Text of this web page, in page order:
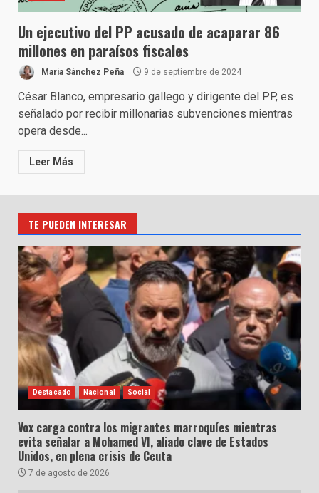
Un ejecutivo del PP acusado de acaparar 86
millones en paraísos fiscales
Maria Sánchez Peña 9 de septiembre de 2024
César Blanco, empresario gallego y dirigente del PP, es
señalado por recibir millonarias subvenciones mientras
opera desde...
Leer Más
TE PUEDEN INTERESAR
Destacado Nacional Social
Vox carga contra los migrantes marroquíes mientras
evita señalar a Mohamed VI, aliado clave de Estados
Unidos, en plena crisis de Ceuta
7 de agosto de 2026